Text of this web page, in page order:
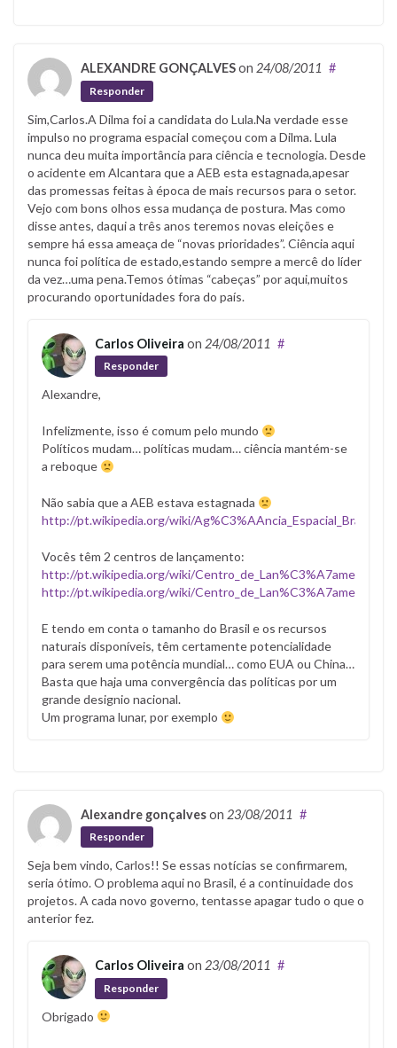
ALEXANDRE GONÇALVESon 24/08/2011 #
Responder
Sim,Carlos.A Dilma foi a candidata do Lula.Na verdade esse
impulso no programa espacial começou com a Dilma. Lula
nunca deu muita importância para ciência e tecnologia. Desde
o acidente em Alcantara que a AEB esta estagnada,apesar
das promessas feitas à época de mais recursos para o setor.
Vejo com bons olhos essa mudança de postura. Mas como
disse antes, daqui a três anos teremos novas eleições e
sempre há essa ameaça de “novas prioridades”. Ciência aqui
nunca foi política de estado,estando sempre a mercê do líder
da vez…uma pena.Temos ótimas “cabeças” por aqui,muitos
procurando oportunidades fora do país.
Carlos Oliveira on 24/08/2011 #
Responder
Alexandre,
Infelizmente, isso é comum pelo mundo
Políticos mudam… políticas mudam… ciência mantém-se
a reboque
Não sabia que a AEB estava estagnada
http://pt.wikipedia.org/wiki/Ag%C3%AAncia_Espacial_Brasileira
Vocês têm 2 centros de lançamento:
http://pt.wikipedia.org/wiki/
http://pt.wikipedia.org/wiki/
E tendo em conta o tamanho do Brasil e os recursos
naturais disponíveis, têm certamente potencialidade
para serem uma potência mundial… como EUA ou China…
Basta que haja uma convergência das políticas por um
grande designio nacional.
Um programa lunar, por exemplo
Alexandre gonçalveson 23/08/2011 #
Responder
Seja bem vindo, Carlos!! Se essas notícias se confirmarem,
seria ótimo. O problema aqui no Brasil, é a continuidade dos
projetos. A cada novo governo, tentasse apagar tudo o que o
anterior fez.
Carlos Oliveira on 23/08/2011 #
Responder
Obrigado